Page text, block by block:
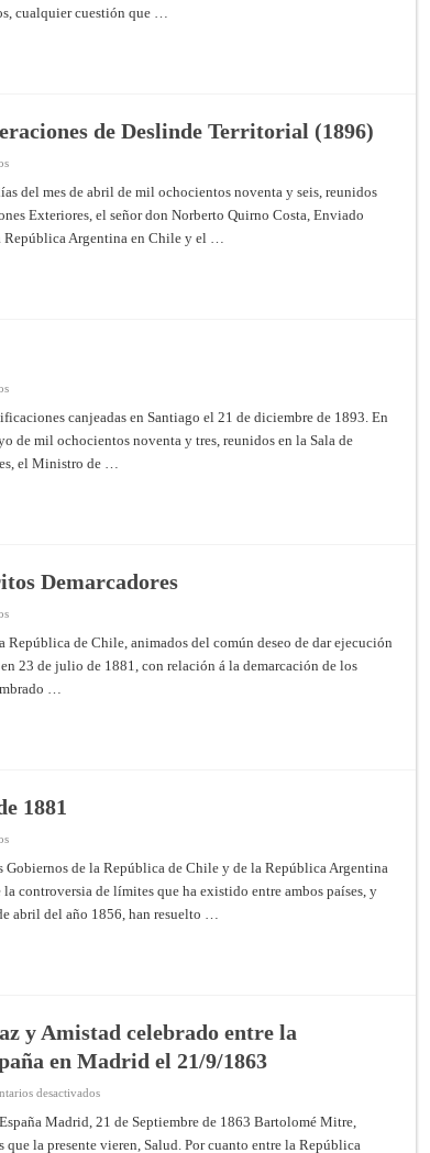
cualquier cuestión que …
de Deslinde Territorial (1896)
en
para
Facilitar
las
de
del mes de abril de mil ochocientos noventa y seis, reunidos
Exteriores, el señor don Norberto Quirno Costa, Enviado
Argentina en Chile y el …
en
de
Límites
de
canjeadas en Santiago el 21 de diciembre de 1893. En
de mil ochocientos noventa y tres, reunidos en la Sala de
el Ministro de …
Demarcadores
en
de
1888
Sobre
Demarcadores
de Chile, animados del común deseo de dar ejecución
23 de julio de 1881, con relación á la demarcación de los
…
1881
en
de
Límites
con
de
Gobiernos de la República de Chile y de la República Argentina
controversia de límites que ha existido entre ambos países, y
abril del año 1856, han resuelto …
y Amistad celebrado entre la
en Madrid el 21/9/1863
desactivadosen
de
Reconocimiento,
Paz
Madrid, 21 de Septiembre de 1863 Bartolomé Mitre,
la presente vieren, Salud. Por cuanto entre la República